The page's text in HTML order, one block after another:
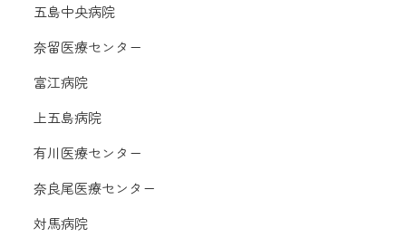
五島中央病院
奈留医療センター
富江病院
上五島病院
有川医療センター
奈良尾医療センター
対馬病院